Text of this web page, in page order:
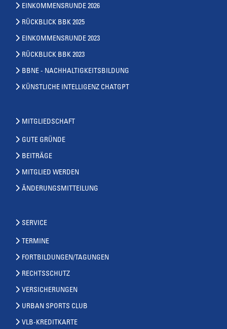
EINKOMMENSRUNDE 2026
RÜCKBLICK BBK 2025
EINKOMMENSRUNDE 2023
RÜCKBLICK BBK 2023
BBNE - NACHHALTIGKEITSBILDUNG
KÜNSTLICHE INTELLIGENZ CHATGPT
MITGLIEDSCHAFT
GUTE GRÜNDE
BEITRÄGE
MITGLIED WERDEN
ÄNDERUNGSMITTEILUNG
SERVICE
TERMINE
FORTBILDUNGEN/TAGUNGEN
RECHTSSCHUTZ
VERSICHERUNGEN
URBAN SPORTS CLUB
VLB-KREDITKARTE